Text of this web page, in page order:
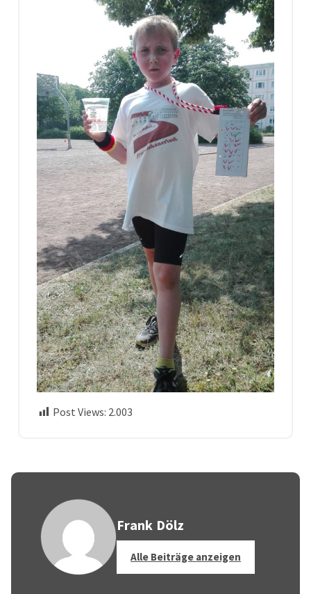
Post Views: 2.003
Frank Dölz
Alle Beiträge anzeigen